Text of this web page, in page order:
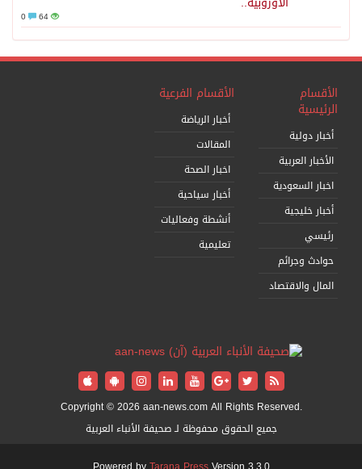
64
الأقسام
الرئيسية
أخبار دولية
الأخبار العربية
اخبار السعودية
أخبار خليجية
رئيسي
حوادث وجرائم
المال والاقتصاد
الأقسام الفرعية
أخبار الرياضة
المقالات
اخبار الصحة
أخبار سياحية
أنشطة وفعاليات
تعليمية
Copyright © 2026 aan-news.com All Rights Reserved.
جميع الحقوق محفوظة لـ صحيفة الأنباء العربية